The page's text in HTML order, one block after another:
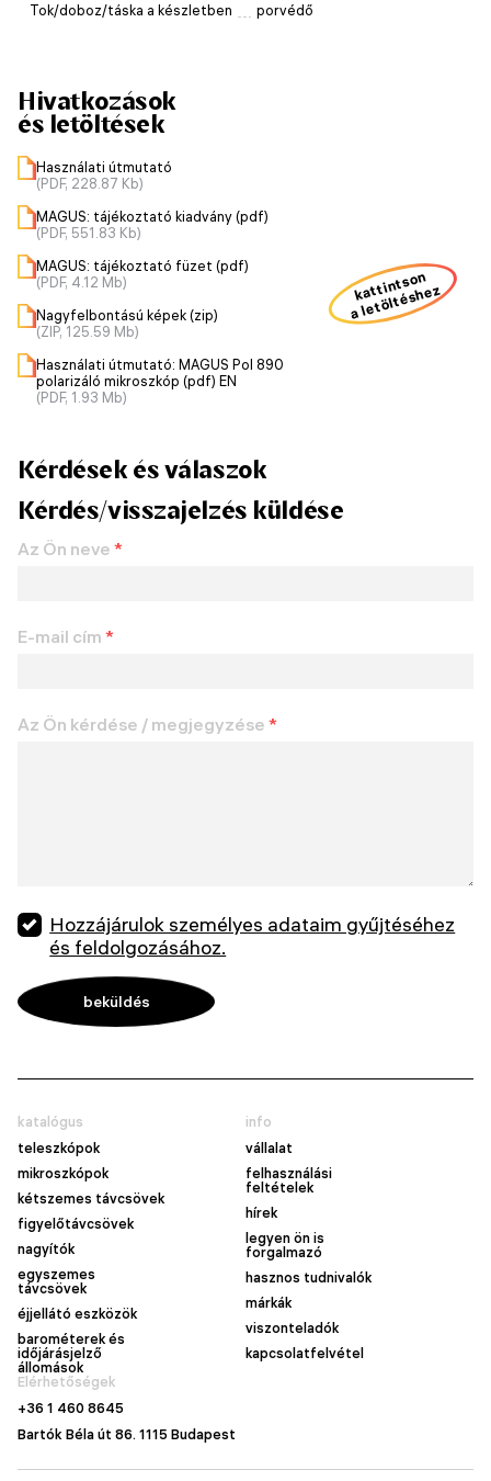
Tok/doboz/táska a készletben porvédő
Hivatkozások
és letöltések
Használati útmutató
(PDF, 228.87 Kb)
MAGUS: tájékoztató kiadvány (pdf)
(PDF, 551.83 Kb)
MAGUS: tájékoztató füzet (pdf)
(PDF, 4.12 Mb)
Nagyfelbontású képek (zip)
(ZIP, 125.59 Mb)
Használati útmutató: MAGUS Pol 890
polarizáló mikroszkóp (pdf) EN
(PDF, 1.93 Mb)
kattintson
a letöltéshez
Kérdések és válaszok
Kérdés/visszajelzés küldése
Az Ön neve *
E-mail cím *
Az Ön kérdése / megjegyzése *
Hozzájárulok személyes adataim gyűjtéséhez
és feldolgozásához.
katalógus
teleszkópok
mikroszkópok
kétszemes távcsövek
figyelőtávcsövek
nagyítók
egyszemes
távcsövek
éjjellátó eszközök
barométerek és
időjárásjelző
állomások
info
vállalat
felhasználási
feltételek
hírek
legyen ön is
forgalmazó
hasznos tudnivalók
márkák
viszonteladók
kapcsolatfelvétel
Elérhetőségek
+36 1 460 8645
Bartók Béla út 86. 1115 Budapest